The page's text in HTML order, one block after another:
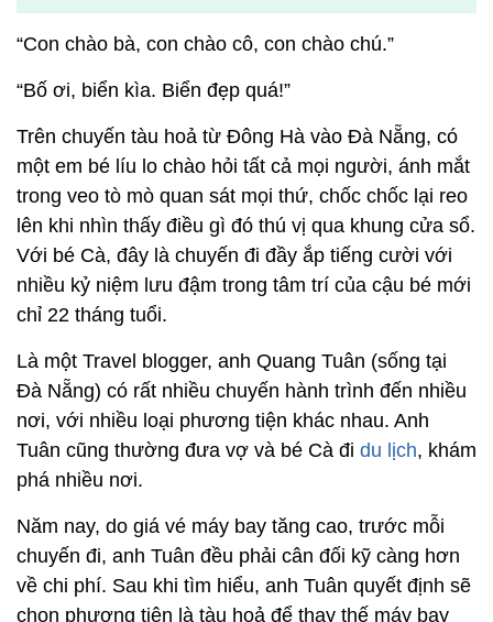
“Con chào bà, con chào cô, con chào chú.”
“Bố ơi, biển kìa. Biển đẹp quá!”
Trên chuyến tàu hoả từ Đông Hà vào Đà Nẵng, có
một em bé líu lo chào hỏi tất cả mọi người, ánh mắt
trong veo tò mò quan sát mọi thứ, chốc chốc lại reo
lên khi nhìn thấy điều gì đó thú vị qua khung cửa sổ.
Với bé Cà, đây là chuyến đi đầy ắp tiếng cười với
nhiều kỷ niệm lưu đậm trong tâm trí của cậu bé mới
chỉ 22 tháng tuổi.
Là một Travel blogger, anh Quang Tuân (sống tại
Đà Nẵng) có rất nhiều chuyến hành trình đến nhiều
nơi, với nhiều loại phương tiện khác nhau. Anh
Tuân cũng thường đưa vợ và bé Cà đi du lịch, khám
phá nhiều nơi.
Năm nay, do giá vé máy bay tăng cao, trước mỗi
chuyến đi, anh Tuân đều phải cân đối kỹ càng hơn
về chi phí. Sau khi tìm hiểu, anh Tuân quyết định sẽ
chọn phương tiện là tàu hoả để thay thế máy bay